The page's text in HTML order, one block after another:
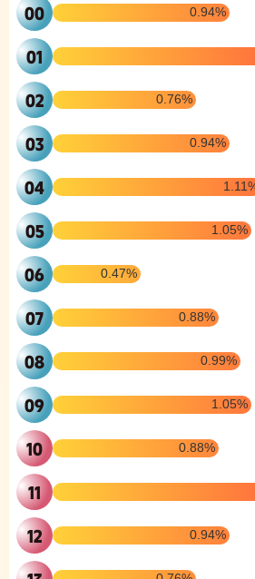
00
0.94%
01
02 0.76%
03 0.94%
04
05 1.05%
06 0.47%
07 0.88%
08 0.99%
09 1.05%
10 0.88%
11
12 0.94%